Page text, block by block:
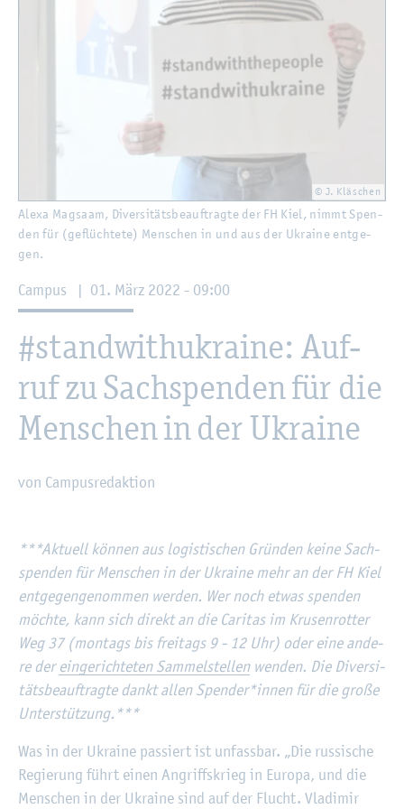
© J. Kläschen
Alexa Mag­saam, Di­ver­si­täts­be­auf­trag­te der FH Kiel, nimmt Spen­
den für (ge­flüch­te­te) Men­schen in und aus der Ukrai­ne ent­ge­
gen.
Cam­pus | 01. März 2022 - 09:00
#stand­wit­h­ukrai­ne: Auf­
ruf zu Sach­spen­den für die
Men­schen in der Ukrai­ne
von Cam­pus­re­dak­ti­on
***Ak­tu­ell kön­nen aus lo­gis­ti­schen Grün­den keine Sach­
spen­den für Men­schen in der Ukrai­ne mehr an der FH Kiel
ent­ge­gen­ge­nom­men wer­den. Wer noch etwas spen­den
möch­te, kann sich di­rekt an die Ca­ri­tas im Kru­sen­rot­ter
Weg 37 (mon­tags bis frei­tags 9 - 12 Uhr) oder eine an­de­
re der ein­ge­rich­te­ten Sam­mel­stel­lenwen­den. Die Di­ver­si­
täts­be­auf­trag­te dankt allen Spen­der*innen für die große
Un­ter­stüt­zung.***
Was in der Ukrai­ne pas­siert ist un­fass­bar. „Die rus­si­sche
Re­gie­rung führt einen An­griffs­krieg in Eu­ro­pa, und die
Men­schen in der Ukrai­ne sind auf der Flucht. Vla­di­mir
©Fach­hoch­schu­le Kiel